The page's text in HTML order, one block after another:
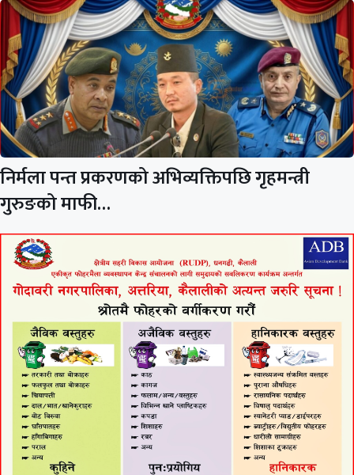
निर्मला पन्त प्रकरणको अभिव्यक्तिपछि गृहमन्त्री
गुरुङको माफी…